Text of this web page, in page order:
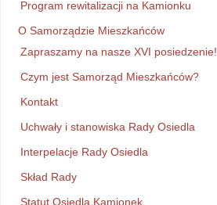
Program rewitalizacji na Kamionku
O Samorządzie Mieszkańców
Zapraszamy na nasze XVI posiedzenie!
Czym jest Samorząd Mieszkańców?
Kontakt
Uchwały i stanowiska Rady Osiedla
Interpelacje Rady Osiedla
Skład Rady
Statut Osiedla Kamionek